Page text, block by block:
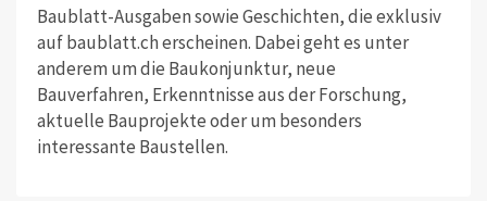
Baublatt-Ausgaben sowie Geschichten, die exklusiv
auf baublatt.ch erscheinen. Dabei geht es unter
anderem um die Baukonjunktur, neue
Bauverfahren, Erkenntnisse aus der Forschung,
aktuelle Bauprojekte oder um besonders
interessante Baustellen.